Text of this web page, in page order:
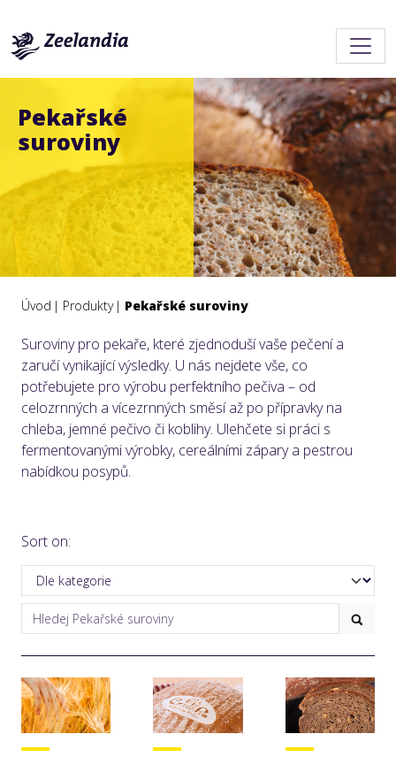
Pekařské
suroviny
Úvod Produkty Pekařské suroviny
Suroviny pro pekaře, které zjednoduší vaše pečení a
zaručí vynikající výsledky. U nás nejdete vše, co
potřebujete pro výrobu perfektního pečiva – od
celozrnných a vícezrnných směsí až po přípravky na
chleba, jemné pečivo či koblihy. Ulehčete si práci s
fermentovanými výrobky, cereálními zápary a pestrou
nabídkou posypů.
Sort on: